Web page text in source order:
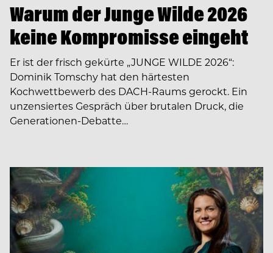
Warum der Junge Wilde 2026
keine Kompromisse eingeht
Er ist der frisch gekürte „JUNGE WILDE 2026“:
Dominik Tomschy hat den härtesten
Kochwettbewerb des DACH-Raums gerockt. Ein
unzensiertes Gespräch über brutalen Druck, die
Generationen-Debatte…